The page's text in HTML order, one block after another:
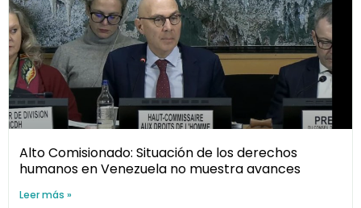
Alto Comisionado: Situación de los derechos
humanos en Venezuela no muestra avances
Leer más »